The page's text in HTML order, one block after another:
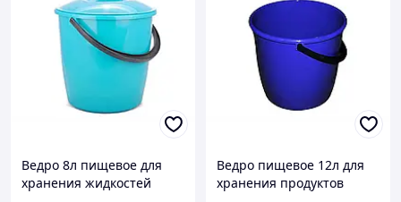
Ведро 8л пищевое для
хранения жидкостей
Ведро пищевое 12л для
хранения продуктов